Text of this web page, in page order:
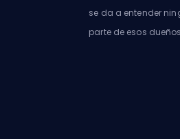
se da a entender
parte de esos